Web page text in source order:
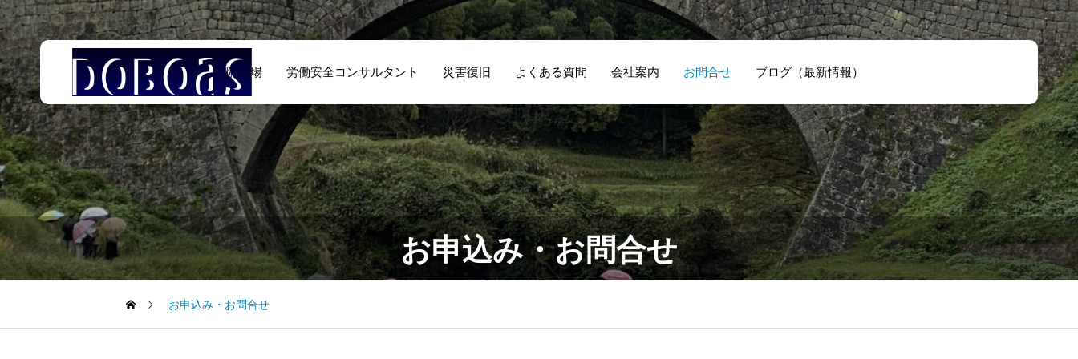
遠隔臨場 労働安全コンサルタント 災害復旧 よくある質問 会社案内 お問合せ ブログ（最新情報）
お申込み・お問合せ
お申込み・お問合せ